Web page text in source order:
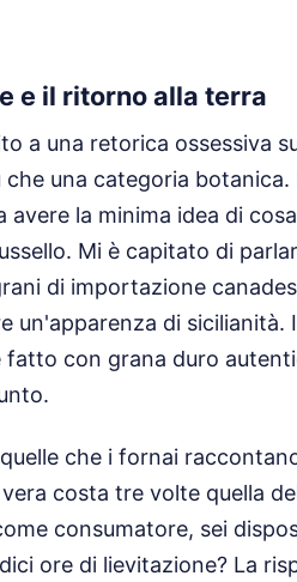
e il ritorno alla terra
a una retorica ossessiva
una categoria
la minima idea di
Mi è capitato di
di importazione
un'apparenza di sicilianità.
con grana duro
che i fornai
costa tre volte quella
consumatore, sei
ore di lievitazione? La